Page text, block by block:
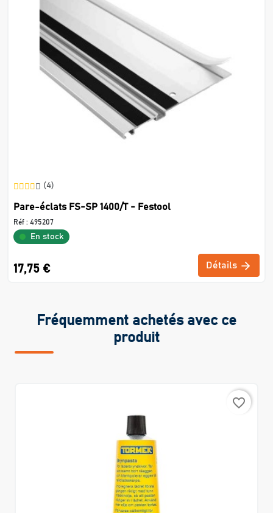
(4)
Pare-éclats FS-SP 1400/T - Festool
Réf : 495207
En stock
17,75 € Détails
Fréquemment achetés avec ce
produit
favorite_border